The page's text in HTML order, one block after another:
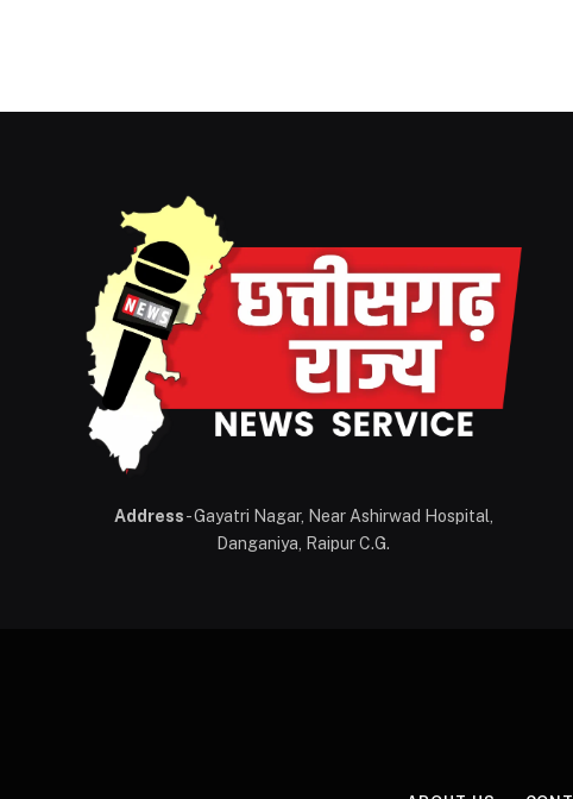
Address- Gayatri Nagar, Near Ashirwad Hospital,
Danganiya, Raipur C.G.